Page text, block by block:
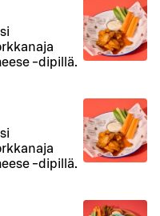
-dipillä.
-dipillä.